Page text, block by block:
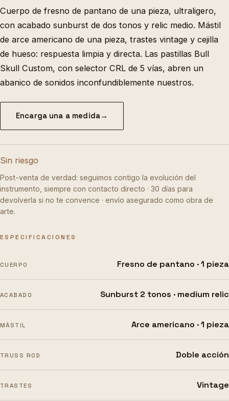
Cuerpo de fresno de pantano de una pieza, ultraligero,
con acabado sunburst de dos tonos y relic medio. Mástil
de arce americano de una pieza, trastes vintage y cejilla
de hueso: respuesta limpia y directa. Las pastillas Bull
Skull Custom, con selector CRL de 5 vías, abren un
abanico de sonidos inconfundiblemente nuestros.
Encarga una a medida→
Sin riesgo
Post-venta de verdad: seguimos contigo la evolución del
instrumento, siempre con contacto directo · 30 días para
devolverla si no te convence · envío asegurado como obra de
arte.
ESPECIFICACIONES
CUERPO Fresno de pantano · 1 pieza
ACABADO Sunburst 2 tonos · medium relic
MÁSTIL Arce americano · 1 pieza
TRUSS ROD Doble acción
TRASTES Vintage